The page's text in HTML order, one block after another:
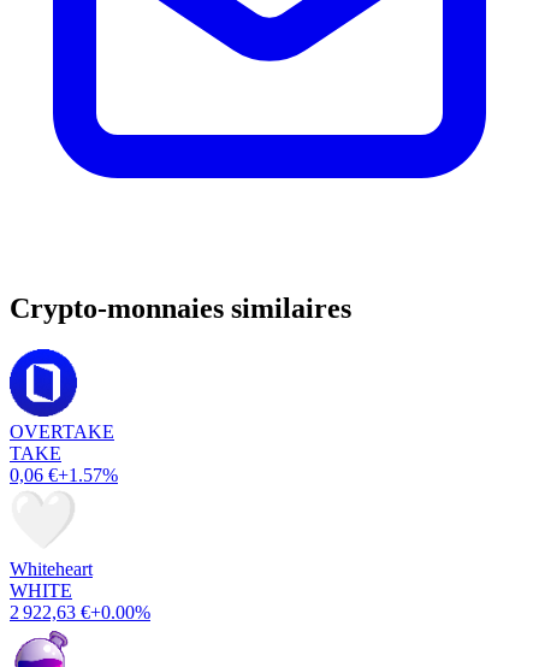
Crypto-monnaies similaires
OVERTAKE
TAKE
0,06 €+1.57%
Whiteheart
WHITE
2 922,63 €+0.00%